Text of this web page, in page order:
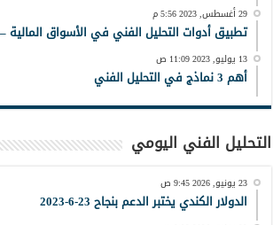
29 أغسطس, 2023 5:56 م
تطبيق أدوات التحليل الفني في الأسواق المالية –
13 يوليو, 2023 11:09 ص
أهم 3 نماذج في التحليل الفني
التحليل الفني اليومي
23 يونيو, 2026 9:45 ص
الدولار الكندي يختبر الدعم بنجاح 23-6-2023